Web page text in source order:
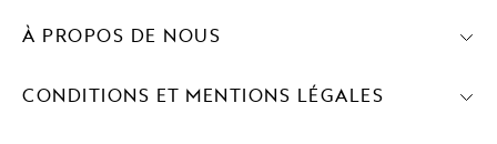
À PROPOS DE NOUS
CONDITIONS ET MENTIONS LÉGALES